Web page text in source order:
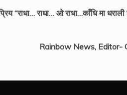
“राधा… राधा… ओ राधा…काँधि मा धराली
Rainbow News, Editor-